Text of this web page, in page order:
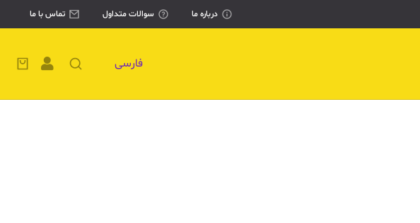
درباره ما سوالات متداول تماس با ما
فارسی